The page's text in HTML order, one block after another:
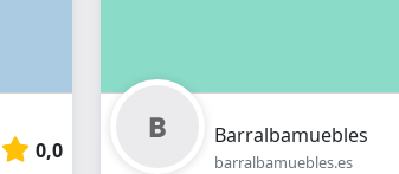
0,0
Barralbamuebles
barralbamuebles.es